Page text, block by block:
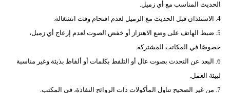
الحديث المناسب مع أي زميل.
4. الاستئذان قبل الحديث مع الزميل لعدم اقتحام وقت انشغاله.
5. ضبط الهاتف على وضع الاهتزاز أو خفض الصوت لعدم إزعاج أي زميل،
خصوصًا في المكاتب المشتركة.
6. البعد عن التحدث بصوت عال أو التلفط بكلمات أو ألفاظ بذيئة وغير مناسبة
لبيئة العمل.
7. من غير الصحيح تناول المأكولات ذات الروائح النفاذة، في المكتب.